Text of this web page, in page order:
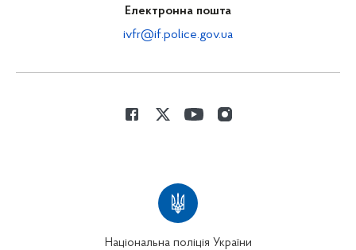
Електронна пошта
ivfr@if.police.gov.ua
Національна поліція України